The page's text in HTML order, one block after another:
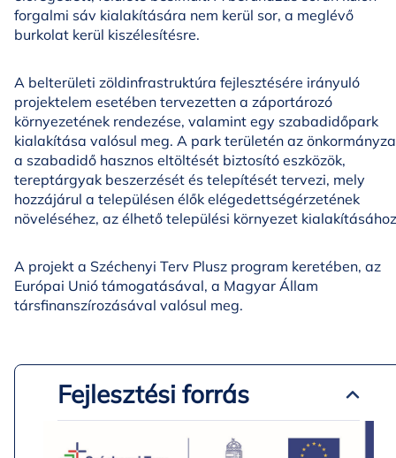
forgalmi sáv kialakítására nem kerül sor, a meglévő
burkolat kerül kiszélesítésre.
A belterületi zöldinfrastruktúra fejlesztésére irányuló
projektelem esetében tervezetten a záportározó
környezetének rendezése, valamint egy szabadidőpark
kialakítása valósul meg. A park területén az
a szabadidő hasznos eltöltését biztosító eszközök,
tereptárgyak beszerzését és telepítését tervezi, mely
hozzájárul a településen élők elégedettségérzetének
növeléséhez, az élhető települési környezet
A projekt a Széchenyi Terv Plusz program keretében, az
Európai Unió támogatásával, a Magyar Állam
társfinanszírozásával valósul meg.
Fejlesztési forrás